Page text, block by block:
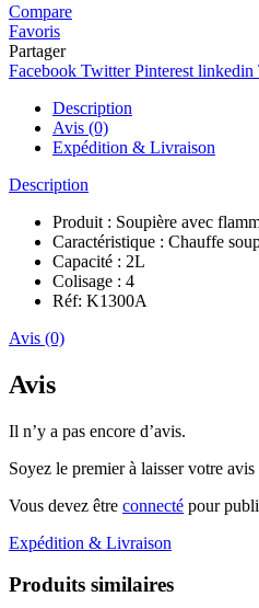
Compare
Favoris
Partager
Facebook Twitter Pinterest linkedin
Description
Avis (0)
Expédition & Livraison
Description
Produit : Soupière avec
Caractéristique : Chauffe
Capacité : 2L
Colisage : 4
Réf: K1300A
Avis (0)
Avis
Il n’y a pas encore d’avis.
Soyez le premier à laisser votre
Vous devez être connecté pour
Expédition & Livraison
Produits similaires